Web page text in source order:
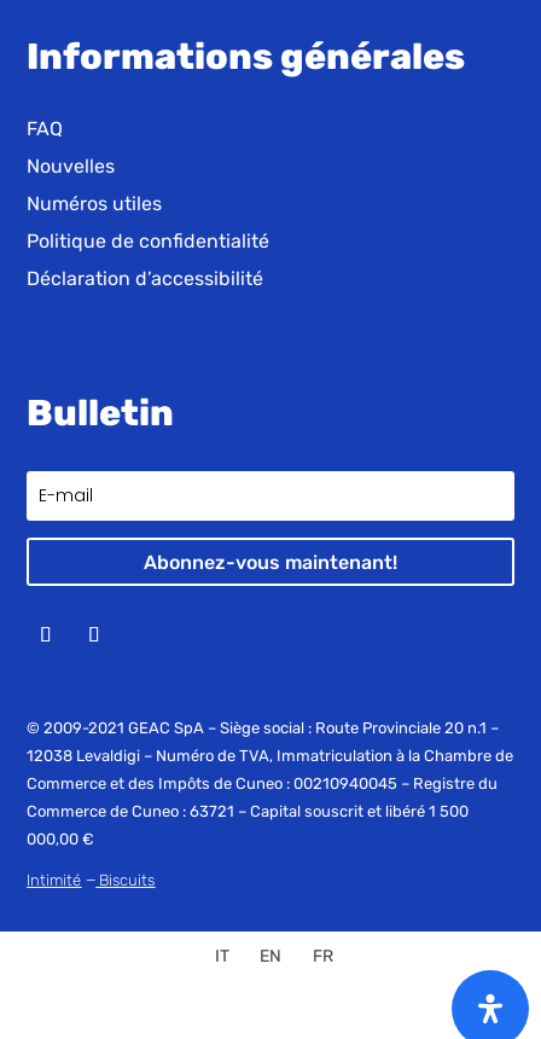
Informations générales
FAQ
Nouvelles
Numéros utiles
Politique de confidentialité
Déclaration d’accessibilité
Bulletin
Abonnez-vous maintenant!
© 2009-2021 GEAC SpA – Siège social : Route Provinciale 20 n.1 –
12038 Levaldigi – Numéro de TVA, Immatriculation à la Chambre de
Commerce et des Impôts de Cuneo : 00210940045 – Registre du
Commerce de Cuneo : 63721 – Capital souscrit et libéré 1 500
000,00 €
Intimité – Biscuits
IT EN FR